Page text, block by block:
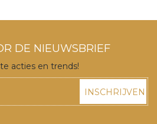
DE NIEUWSBRIEF
acties en trends!
INSCHRIJVEN